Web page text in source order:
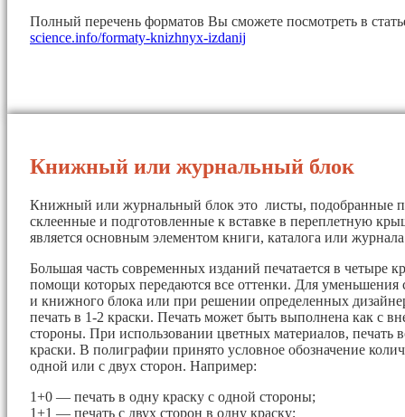
Полный перечень форматов Вы сможете посмотреть в
science.info/formaty-knizhnyx-izdanij
Книжный или журнальный блок
Книжный или журнальный блок это листы, подобранные
склеенные и подготовленные к вставке в переплетную
является основным элементом книги, каталога или
Большая часть современных изданий печатается в четыре
помощи которых передаются все оттенки. Для уменьшения
и книжного блока или при решении определенных
печать в 1-2 краски. Печать может быть выполнена как с
стороны. При использовании цветных материалов, печать
краски. В полиграфии принято условное обозначение
одной или с двух сторон. Например:
1+0 — печать в одну краску с одной стороны;
1+1 — печать с двух сторон в одну краску;